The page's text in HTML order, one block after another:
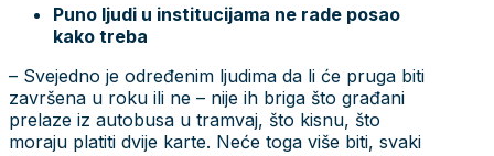
Puno ljudi u institucijama ne rade posao
kako treba
– Svejedno je određenim ljudima da li će pruga biti
završena u roku ili ne – nije ih briga što građani
prelaze iz autobusa u tramvaj, što kisnu, što
moraju platiti dvije karte. Neće toga više biti, svaki